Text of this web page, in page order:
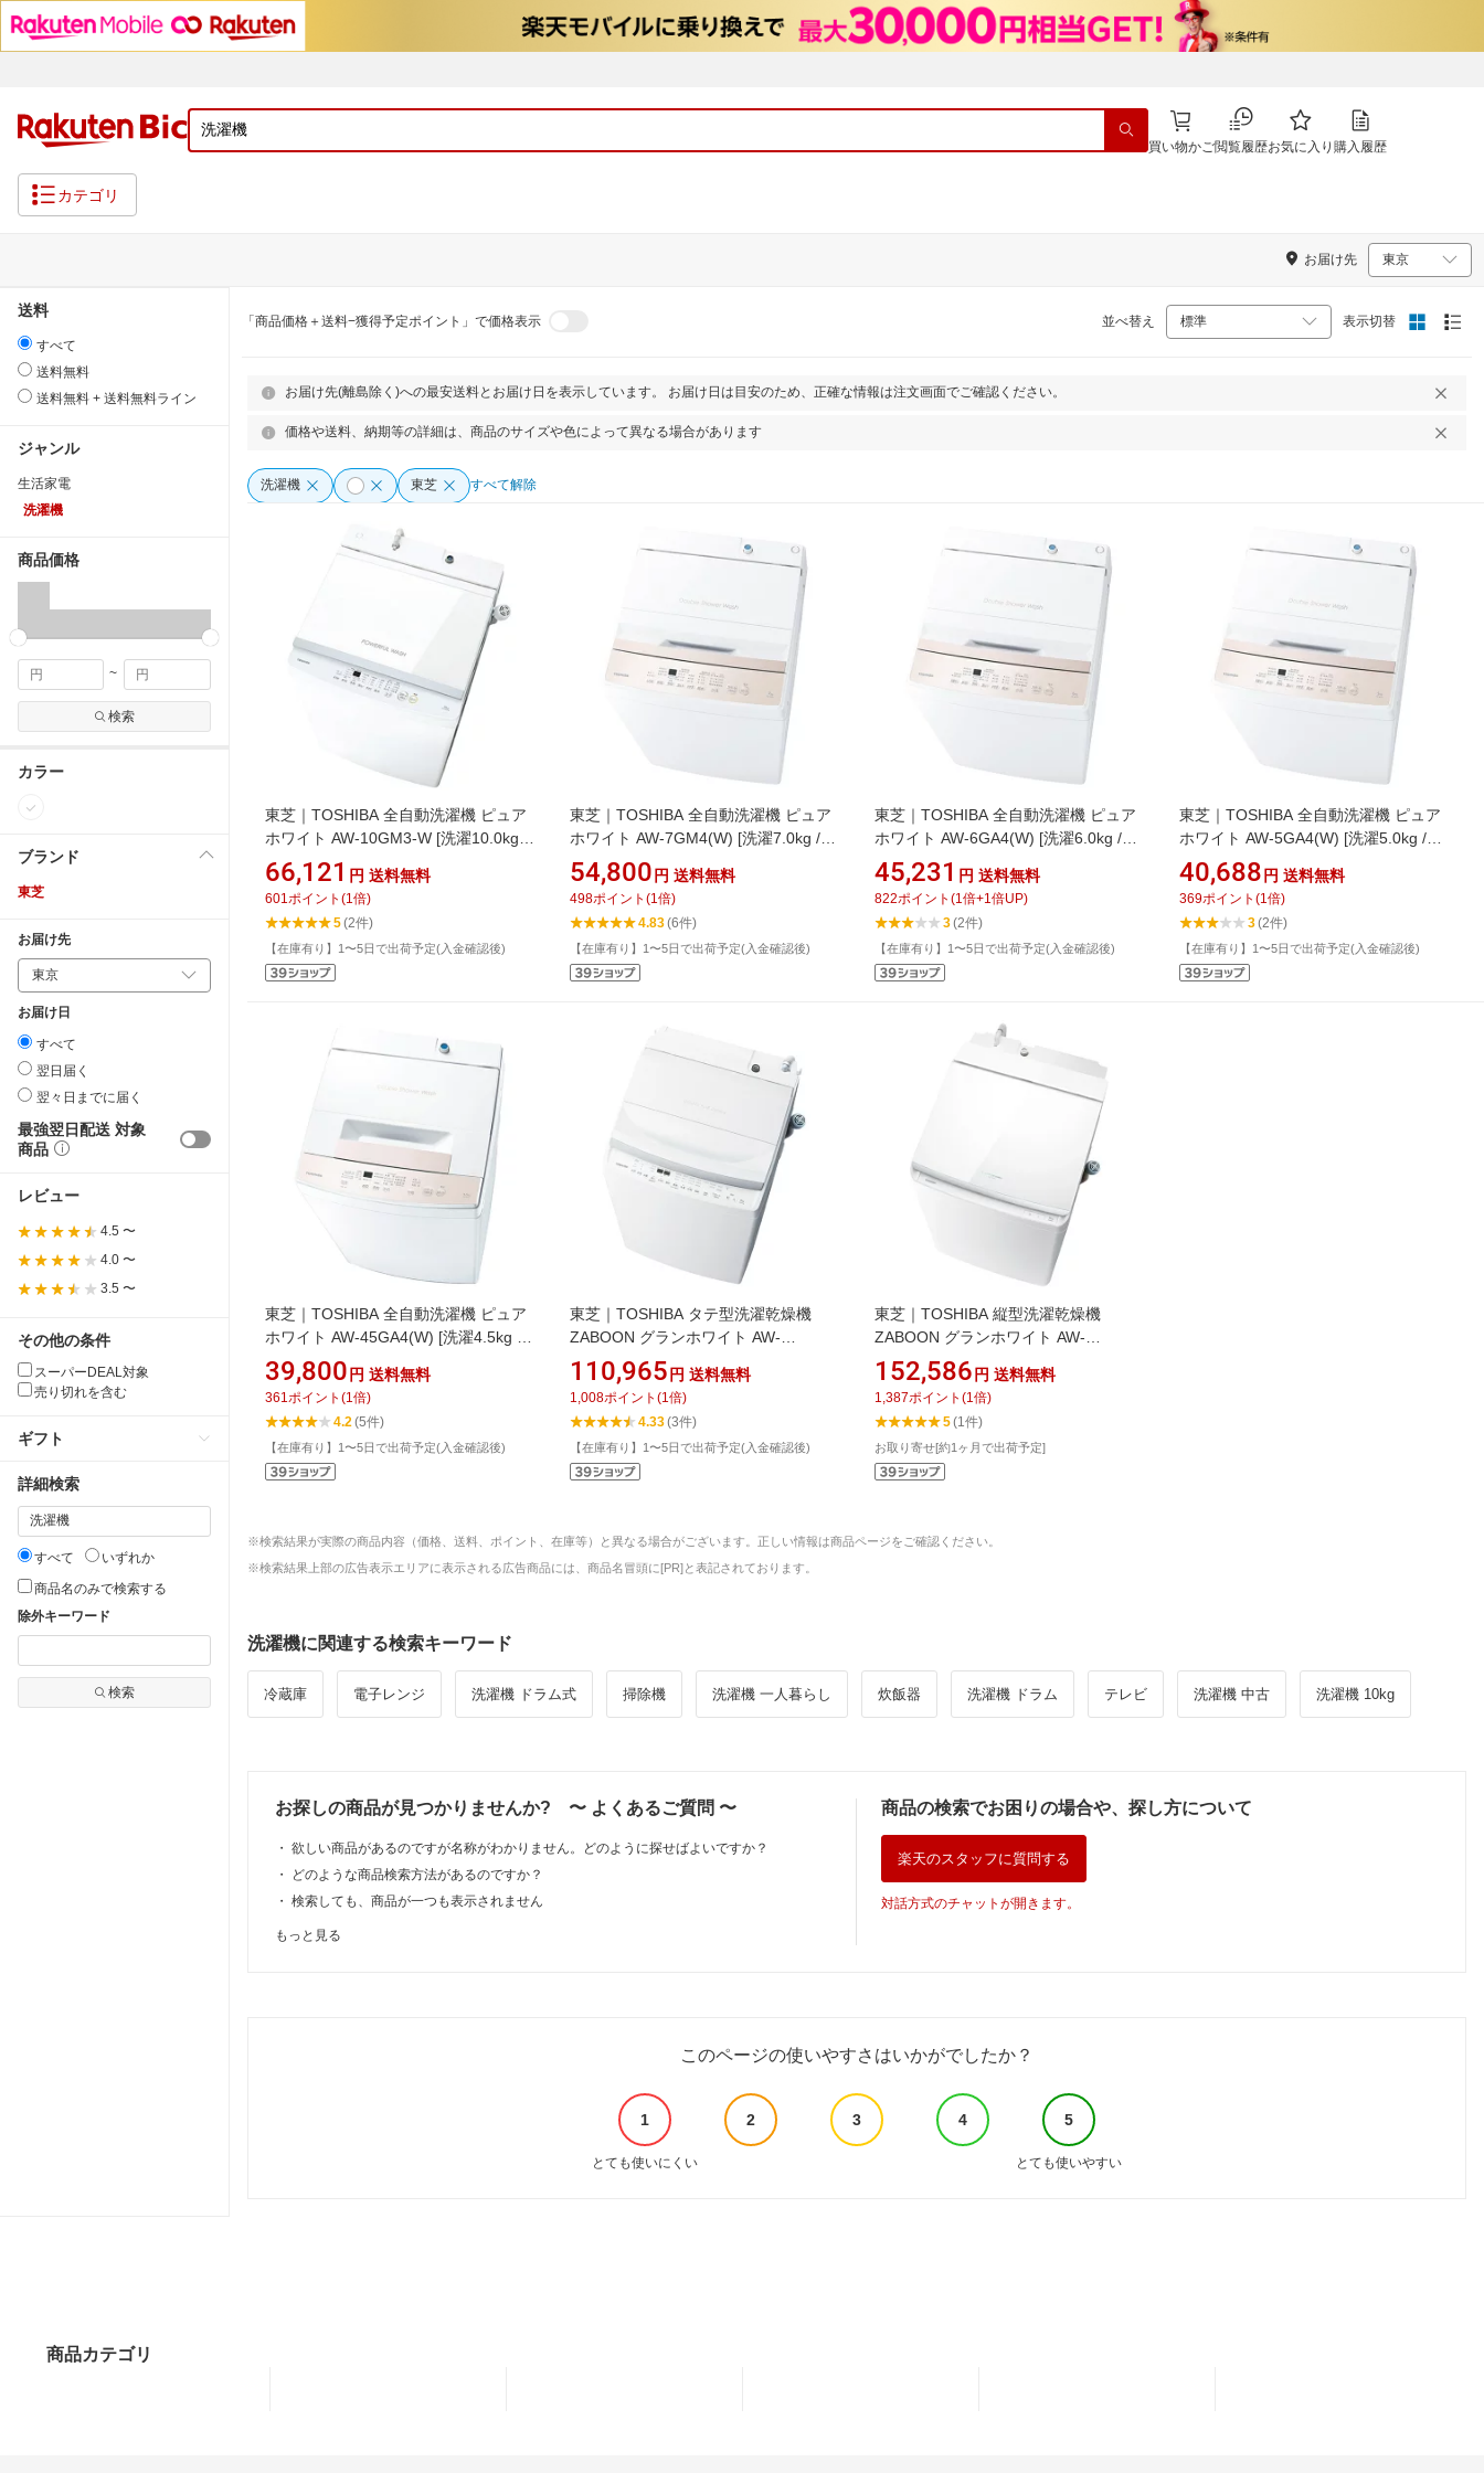
買い物かご閲覧履歴お気に入り 購入履歴
カテゴリ
お届け先
送料
すべて
送料無料
送料無料 + 送料無料ライン
ジャンル
生活家電
洗濯機
商品価格
~
検索
カラー
ブランド
東芝
お届け先
お届け日
すべて
翌日届く
翌々日までに届く
最強翌日配送 対象
商品
レビュー
4.5 〜
4.0 〜
3.5 〜
その他の条件
スーパーDEAL対象
売り切れを含む
ギフト
詳細検索
すべて
いずれか
商品名のみで検索する
除外キーワード
検索
「商品価格＋送料−獲得予定ポイント」で価格表示 並べ替え 表示切替
お届け先(離島除く)への最安送料とお届け日を表示しています。 お届け日は目安のため、正確な情報は注文画面でご確認ください。
価格や送料、納期等の詳細は、商品のサイズや色によって異なる場合があります
洗濯機 東芝 すべて解除
東芝｜TOSHIBA 全自動洗濯機 ピュア
ホワイト AW-10GM3-W [洗濯10.0kg /
上開き /簡易乾燥(送風機能)]
66,121 円 送料無料
601 ポイント (1 倍)
5(2件)
【在庫有り】1〜5日で出荷予定(入金確認後)
東芝｜TOSHIBA 全自動洗濯機 ピュア
ホワイト AW-7GM4(W) [洗濯7.0kg /上
開き /簡易乾燥(送風機能)]
54,800 円 送料無料
498ポイント (1 倍)
4.83(6件)
【在庫有り】1〜5日で出荷予定(入金確認後)
東芝｜TOSHIBA 全自動洗濯機 ピュア
ホワイト AW-6GA4(W) [洗濯6.0kg /上
開き /簡易乾燥(送風機能)]
45,231 円 送料無料
822ポイント (1 倍+1 倍UP)
3(2件)
【在庫有り】1〜5日で出荷予定(入金確認後)
東芝｜TOSHIBA 全自動洗濯機 ピュア
ホワイト AW-5GA4(W) [洗濯5.0kg /上
開き /簡易乾燥(送風機能)]
40,688 円 送料無料
369ポイント (1 倍)
3(2件)
【在庫有り】1〜5日で出荷予定(入金確認後)
東芝｜TOSHIBA 全自動洗濯機 ピュア
ホワイト AW-45GA4(W) [洗濯4.5kg /
上開き /簡易乾燥(送風機能)]
39,800 円 送料無料
361 ポイント (1 倍)
4.2 (5件)
【在庫有り】1〜5日で出荷予定(入金確認後)
東芝｜TOSHIBA タテ型洗濯乾燥機
ZABOON グランホワイト AW-
8VH4(W) [洗濯8.0kg /乾燥4.5kg /上開
き /ヒーター乾燥(排気タイプ)]
110,965 円 送料無料
1,008ポイント (1 倍)
4.33(3件)
【在庫有り】1〜5日で出荷予定(入金確認後)
東芝｜TOSHIBA 縦型洗濯乾燥機
ZABOON グランホワイト AW-
10VP4(W) [洗濯10.0kg /乾燥5.0kg /上
開き /ヒーター乾燥(水冷・除湿タイ
プ)]
152,586 円 送料無料
1,387ポイント (1 倍)
5(1件)
お取り寄せ[約1ヶ月で出荷予定]
※検索結果が実際の商品内容（価格、送料、ポイント、在庫等）と異なる場合がございます。正しい情報は商品ページをご確認ください。
※検索結果上部の広告表示エリアに表示される広告商品には、商品名冒頭に[PR]と表記されております。
洗濯機に関連する検索キーワード
冷蔵庫 電子レンジ 洗濯機 ドラム式 掃除機 洗濯機 一人暮らし 炊飯器 洗濯機 ドラム テレビ 洗濯機 中古 洗濯機 10kg
お探しの商品が見つかりませんか? 〜 よくあるご質問 〜
・ 欲しい商品があるのですが名称がわかりません。どのように探せばよいですか？
・
どのような商品検索方法があるのですか？
・ 検索しても、商品が一つも表示されません
もっと見る
商品の検索でお困りの場合や、探し方について
楽天のスタッフに質問する
対話方式のチャットが開きます。
このページの使いやすさはいかがでしたか？
1 2 3 4 5
とても使いにくい とても使いやすい
商品カテゴリ